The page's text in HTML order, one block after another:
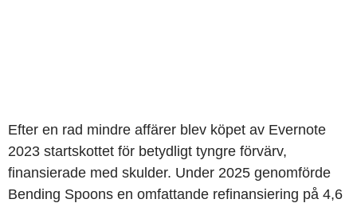
Efter en rad mindre affärer blev köpet av Evernote
2023 startskottet för betydligt tyngre förvärv,
finansierade med skulder. Under 2025 genomförde
Bending Spoons en omfattande refinansiering på 4,6